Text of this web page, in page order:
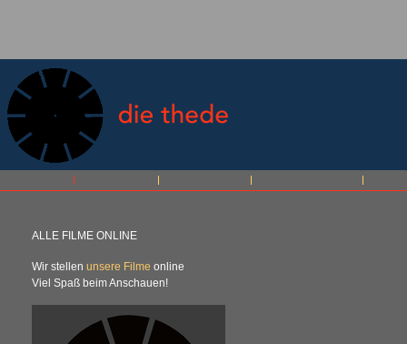
ALLE FILME ONLINE
Wir stellen unsere Filme online
Viel Spaß beim Anschauen!